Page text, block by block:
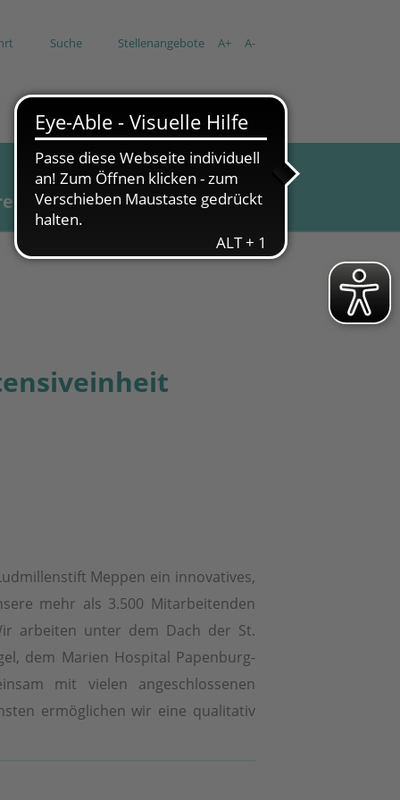
Suche Stellenangebote A+ A-
Aktuell
Meppen ein innovatives,
mehr als 3.500 Mitarbeitenden
arbeiten unter dem Dach der St.
dem Marien Hospital Papenburg-
mit vielen angeschlossenen
ermöglichen wir eine qualitativ